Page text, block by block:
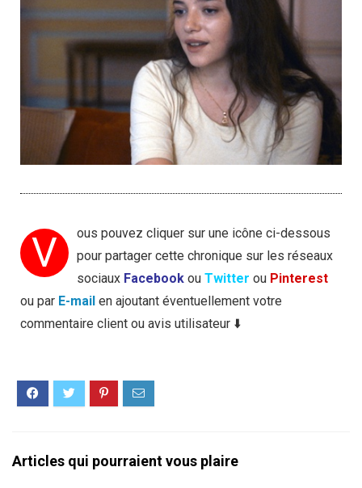
V
ous pouvez cliquer sur une icône ci-dessous
pour partager cette chronique sur les réseaux
sociaux Facebook ou Twitter ou Pinterest
ou par E-mail en ajoutant éventuellement votre
commentaire client ou avis utilisateur ⬇️
Articles qui pourraient vous plaire